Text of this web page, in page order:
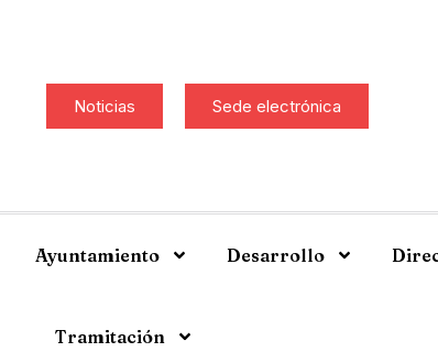
Noticias Sede electrónica
Ayuntamiento Desarrollo
Tramitación